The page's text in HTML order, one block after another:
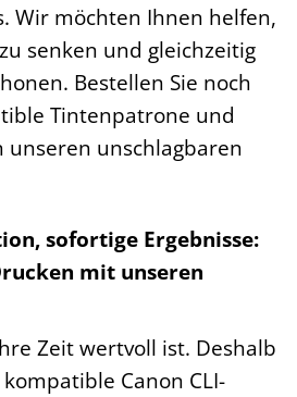
Wir möchten Ihnen helfen,
senken und gleichzeitig
Bestellen Sie noch
Tintenpatrone und
unseren unschlagbaren
sofortige Ergebnisse:
mit unseren
Zeit wertvoll ist. Deshalb
Canon CLI-